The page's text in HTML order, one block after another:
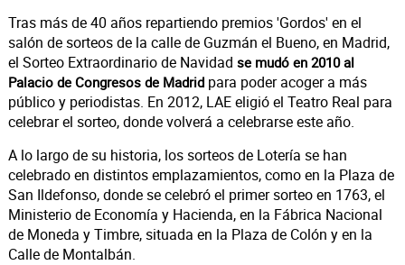
Tras más de 40 años repartiendo premios 'Gordos' en el
salón de sorteos de la calle de Guzmán el Bueno, en Madrid,
el Sorteo Extraordinario de Navidad se mudó en 2010 al
Palacio de Congresos de Madridpara poder acoger a más
público y periodistas. En 2012, LAE eligió el Teatro Real para
celebrar el sorteo, donde volverá a celebrarse este año.
A lo largo de su historia, los sorteos de Lotería se han
celebrado en distintos emplazamientos, como en la Plaza de
San Ildefonso, donde se celebró el primer sorteo en 1763, el
Ministerio de Economía y Hacienda, en la Fábrica Nacional
de Moneda y Timbre, situada en la Plaza de Colón y en la
Calle de Montalbán.